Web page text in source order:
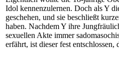
Idol kennenzulernen. Doch als Y
geschehen, und sie beschließt
haben. Nachdem Y ihre
sexuellen Akte immer
erfährt, ist dieser fest